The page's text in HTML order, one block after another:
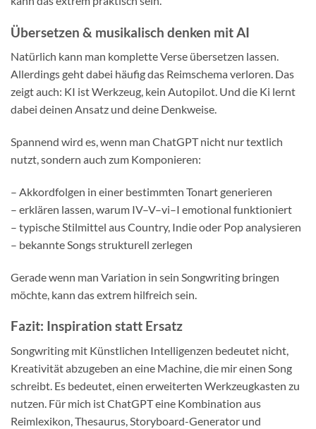
Übersetzen & musikalisch denken mit AI
Natürlich kann man komplette Verse übersetzen lassen.
Allerdings geht dabei häufig das Reimschema verloren. Das
zeigt auch: KI ist Werkzeug, kein Autopilot. Und die Ki lernt
dabei deinen Ansatz und deine Denkweise.
Spannend wird es, wenn man ChatGPT nicht nur textlich
nutzt, sondern auch zum Komponieren:
– Akkordfolgen in einer bestimmten Tonart generieren
– erklären lassen, warum IV–V–vi–I emotional funktioniert
– typische Stilmittel aus Country, Indie oder Pop analysieren
– bekannte Songs strukturell zerlegen
Gerade wenn man Variation in sein Songwriting bringen
möchte, kann das extrem hilfreich sein.
Fazit: Inspiration statt Ersatz
Songwriting mit Künstlichen Intelligenzen bedeutet nicht,
Kreativität abzugeben an eine Machine, die mir einen Song
schreibt. Es bedeutet, einen erweiterten Werkzeugkasten zu
nutzen. Für mich ist ChatGPT eine Kombination aus
Reimlexikon, Thesaurus, Storyboard-Generator und